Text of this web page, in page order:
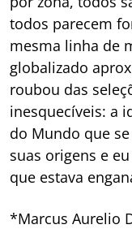
todos parecem
mesma linha de
globalizado
roubou das
inesquecíveis: a
do Mundo que
suas origens e
que estava
*Marcus Aurelio